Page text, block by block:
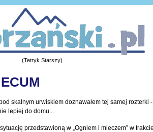
(Tetryk Starszy)
skalnym urwiskiem doznawałem tej samej rozterki
lepiej do domu...
przedstawioną w „Ogniem i mieczem” w